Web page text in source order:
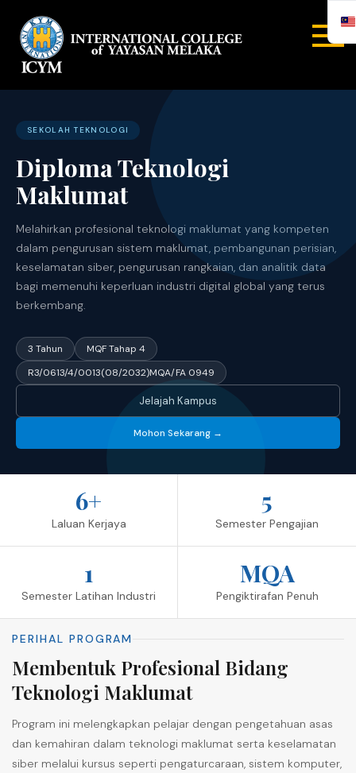
SEKOLAH TEKNOLOGI
Diploma Teknologi
Maklumat
Melahirkan profesional teknologi maklumat yang kompeten
dalam pengurusan sistem maklumat, pembangunan perisian,
keselamatan siber, pengurusan rangkaian, dan analitik data
bagi memenuhi keperluan industri digital global yang terus
berkembang.
3 Tahun
MQF Tahap 4
R3/0613/4/0013(08/2032)MQA/FA 0949
Jelajah Kampus
Mohon Sekarang →
6+
Laluan Kerjaya
5
Semester Pengajian
1
Semester Latihan Industri
MQA
Pengiktirafan Penuh
PERIHAL PROGRAM
Membentuk Profesional Bidang
Teknologi Maklumat
Program ini melengkapkan pelajar dengan pengetahuan asas
dan kemahiran dalam teknologi maklumat serta keselamatan
siber melalui kursus seperti pengaturcaraan, sistem komputer,